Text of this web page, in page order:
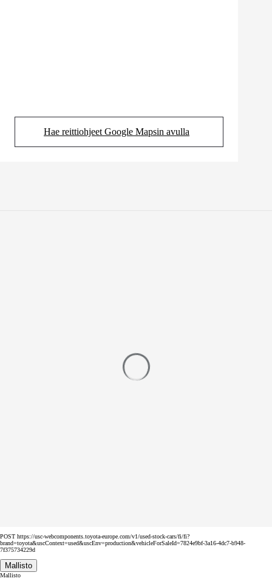
Hae reittiohjeet Google Mapsin avulla
(Aukeaa uudessa välilehdessä)
POST https://usc-webcomponents.toyota-europe.com/v1/used-stock-cars/fi/fi?
brand=toyota&uscContext=used&uscEnv=production&vehicleForSaleId=7824e9bf-3a16-4dc7-b948-
7f375734229d
Mallisto
Mallisto